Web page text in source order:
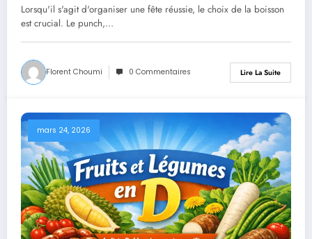
Lorsqu'il s'agit d'organiser une fête réussie, le choix de la boisson
est crucial. Le punch,…
Florent Choumi 0 Commentaires Lire La Suite
mars 24, 2026